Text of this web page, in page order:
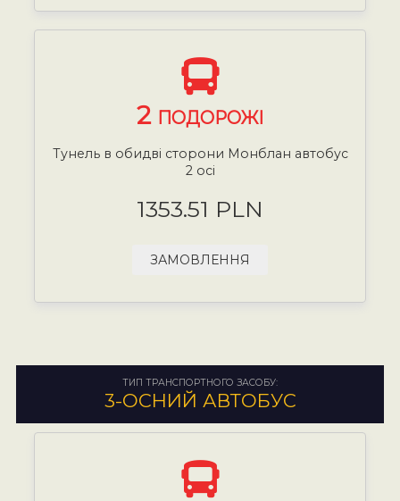
2 ПОДОРОЖІ
Тунель в обидві сторони Монблан автобус
2 осі
1353.51 PLN
ЗАМОВЛЕННЯ
ТИП ТРАНСПОРТНОГО ЗАСОБУ:
3-ОСНИЙ АВТОБУС